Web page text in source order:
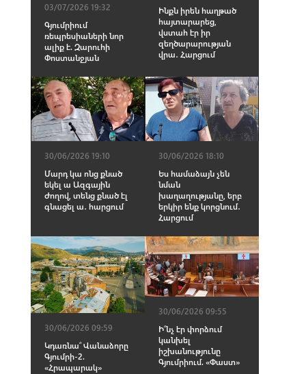
03/07/2026 19:32
Գյումրիում
ռեպրեսիաների նոր
ալիք է. Զարուհի
Փոստանջյան
Ինքն իրեն հաղթած
հայտարարեց,
վստահ էր իր
զեղծարարության
վրա․ Հարցում
30/06/2026 19:10
Մարդ կա ոնց քնած
եկել ա Ազգային
Ժողով, տենց քնած էլ
գնացել ա․ հարցում
30/06/2026 18:10
Ես համաձայն չեն
նման
խաղաղությանը, երբ
երկիր ենք կորցնում․
Հարցում
30/06/2026 09:59
Կդառնա՞ Վանաձորը
Գյումրի-2.
«Հրապարակ»
30/06/2026 09:55
Ի՞նչ էր փորձում
կանխել
իշխանությունը
Գյումրիում. «Փաստ»